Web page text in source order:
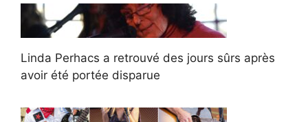
Linda Perhacs a retrouvé des jours sûrs après
avoir été portée disparue